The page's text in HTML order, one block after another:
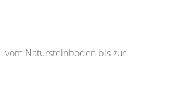
vom Natursteinboden bis zur